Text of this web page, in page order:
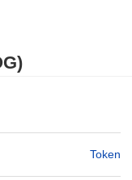
Token